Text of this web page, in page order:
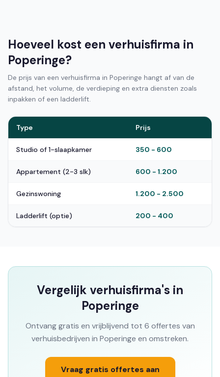
Hoeveel kost een verhuisfirma in
Poperinge?
De prijs van een verhuisfirma in Poperinge hangt af van de
afstand, het volume, de verdieping en extra diensten zoals
inpakken of een ladderlift.
Type Prijs
Studio of 1-slaapkamer 350 - 600
Appartement (2-3 slk) 600 - 1.200
Gezinswoning 1.200 - 2.500
Ladderlift (optie) 200 - 400
Vergelijk verhuisfirma's in
Poperinge
Ontvang gratis en vrijblijvend tot 6 offertes van
verhuisbedrijven in Poperinge en omstreken.
Vraag gratis offertes aan